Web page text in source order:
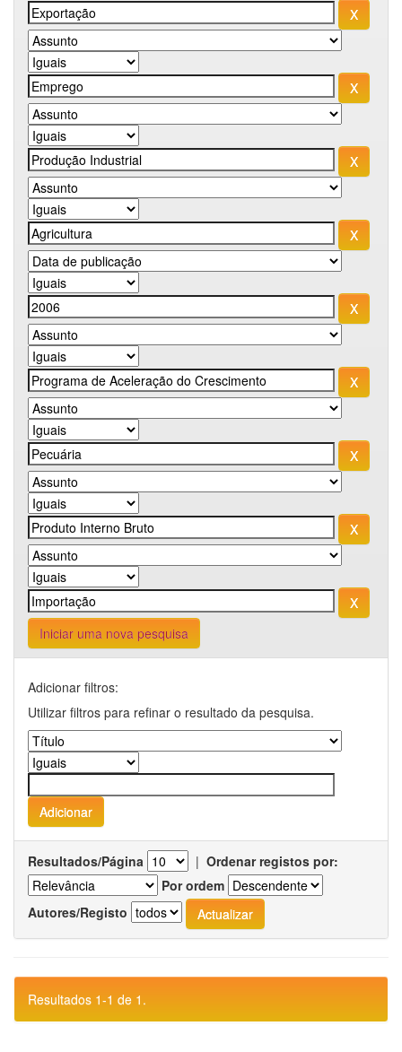
Iniciar uma nova pesquisa
Adicionar filtros:
Utilizar filtros para refinar o resultado da pesquisa.
Resultados/Página | Ordenar registos por:
Por ordem
Autores/Registo
Resultados 1-1 de 1.